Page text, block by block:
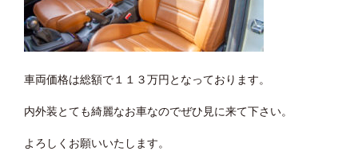
車両価格は総額で１１３万円となっております。
内外装とても綺麗なお車なのでぜひ見に来て下さい。
よろしくお願いいたします。